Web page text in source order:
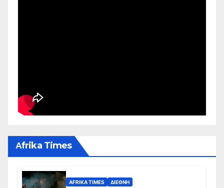
Αfrika Times
AFRIKA TIMES ΔΙΕΘΝΉ